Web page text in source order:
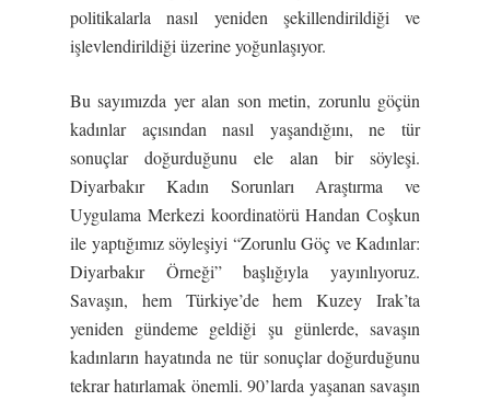
politikalarla nasıl yeniden şekillendirildiği ve
işlevlendirildiği üzerine yoğunlaşıyor.
Bu sayımızda yer alan son metin, zorunlu göçün
kadınlar açısından nasıl yaşandığını, ne tür
sonuçlar doğurduğunu ele alan bir söyleşi.
Diyarbakır Kadın Sorunları Araştırma ve
Uygulama Merkezi koordinatörü Handan Coşkun
ile yaptığımız söyleşiyi “Zorunlu Göç ve Kadınlar:
Diyarbakır Örneği” başlığıyla yayınlıyoruz.
Savaşın, hem Türkiye’de hem Kuzey Irak’ta
yeniden gündeme geldiği şu günlerde, savaşın
kadınların hayatında ne tür sonuçlar doğurduğunu
tekrar hatırlamak önemli. 90’larda yaşanan savaşın